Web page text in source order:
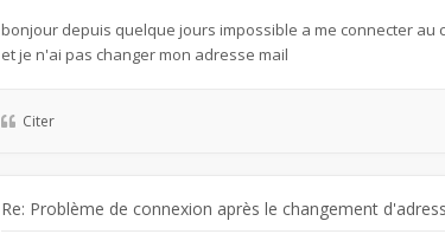
bonjour depuis quelque jours impossible a me connecter au
et je n'ai pas changer mon adresse mail
Citer
Re: Problème de connexion après le changement